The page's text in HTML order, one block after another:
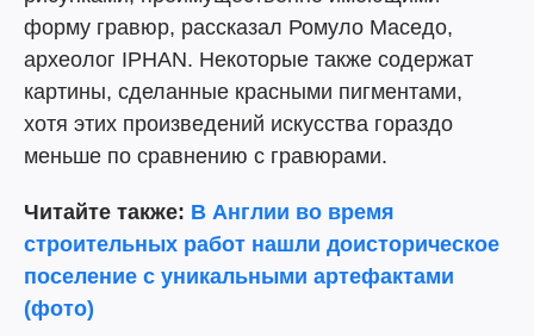
форму гравюр, рассказал Ромуло Маседо,
археолог IPHAN. Некоторые также содержат
картины, сделанные красными пигментами,
хотя этих произведений искусства гораздо
меньше по сравнению с гравюрами.
Читайте также: В Англии во время
строительных работ нашли доисторическое
поселение с уникальными артефактами
(фото)